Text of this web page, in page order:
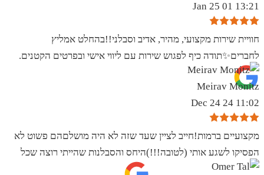
13:21 01 Jan 25
חוויית שירות מקצועי, מהיר, אדיב וסבלני!!בהחלט אמליץ
לחברים✨️תודה כיף לפגוש שירות עם ליווי אישי ובפרטים הקטנים.
Meirav Monitz
11:02 24 Dec 24
מקצועיים ברמות!חייב לציין שעד שזה לא היה מושלםהם פשוט לא
הפסיקו לשגע אותי (לטובה!!!)היחס והסבלנות שהייתי רוצה שכל